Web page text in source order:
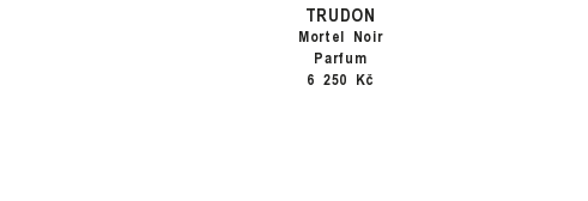
TRUDON
Mortel Noir
Parfum
6 250 Kč